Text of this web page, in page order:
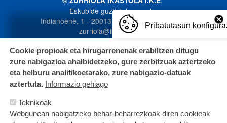
Eskubide guztiak bere esku
Indianoene, 1 - 20013 Donostia. 943 272 587
zurriola@ikastola.eus
Pribatutasun
Cookie propioak eta hirugarrenenak erabiltzen ditugu
zure nabigazioa ahalbidetzeko, gure zerbitzuak aztertzeko
eta helburu analitikoetarako, zure nabigazio-datuak
aztertuta. Informazio gehiago
Teknikoak
Webgunean nabigatzeko behar-beharrezkoak diren cookieak